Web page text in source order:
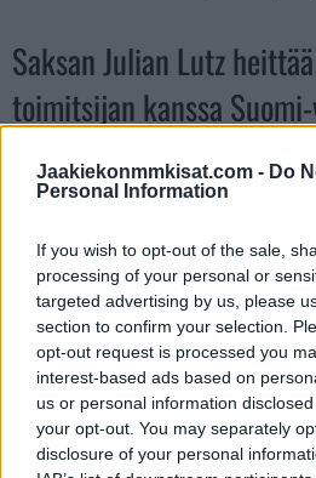
Jaakiekonmmkisat.com - Do
Personal Information
If you wish to opt-out of the sale,
processing of your personal or
targeted advertising by us, please
section to confirm your selection.
opt-out request is processed you
interest-based ads based on
us or personal information
your opt-out. You may separately
disclosure of your personal
Saksan Julian Lutz
toimitsijan kanssa
https://twitter.com/TSN_Sports/
Katso myös:Nuoret Leijonat sai
maalikooste